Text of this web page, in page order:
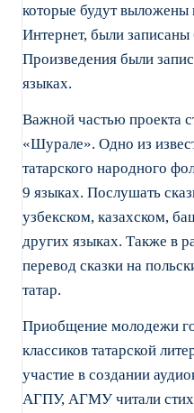
которые будут выложены
Интернет, были
Произведения были
языках.
Важной частью проекта
«Шурале». Одно из
татарского народного
9 языках. Послушать
узбекском, казахском,
других языках. Также в
перевод сказки на
татар.
Приобщение молодежи
классиков татарской
участие в создании
АГПУ, АГМУ читали